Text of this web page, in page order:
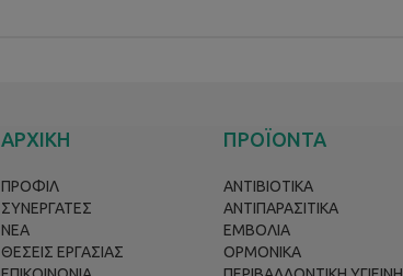
ΑΡΧΙΚΗ
ΠΡΟΦΙΛ
ΣΥΝΕΡΓΑΤΕΣ
ΝΕΑ
ΘΕΣΕΙΣ ΕΡΓΑΣΙΑΣ
ΠΡΟΪΟΝΤΑ
ΑΝΤΙΒΙΟΤΙΚΑ
ΑΝΤΙΠΑΡΑΣΙΤΙΚΑ
ΕΜΒΟΛΙΑ
ΟΡΜΟΝΙΚΑ